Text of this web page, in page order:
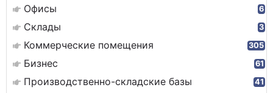
Офисы 6
Склады 3
Коммерческие помещения 305
Бизнес 61
Производственно-складские базы 41